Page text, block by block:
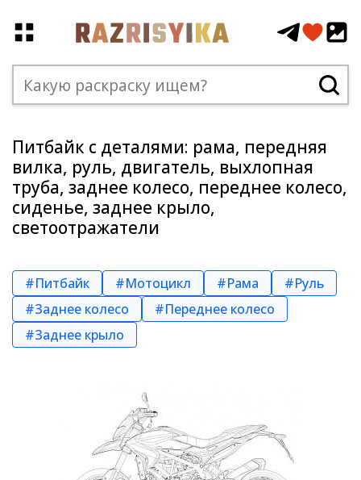
Питбайк с деталями: рама, передняя
вилка, руль, двигатель, выхлопная
труба, заднее колесо, переднее колесо,
сиденье, заднее крыло,
светоотражатели
#Питбайк #Мотоцикл #Рама
#Руль
#Заднее колесо
#Переднее колесо
#Заднее крыло